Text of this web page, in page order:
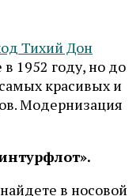
Тихий Дон
1952 году, но до
красивых и
Модернизация
найдете в носовой